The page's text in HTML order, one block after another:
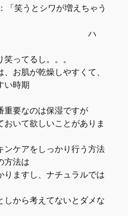
笑うとシワが増えちゃう
ってるし。。。
お肌が乾燥しやすくて、
い時期
要なのは保湿ですが
いて欲しいことがありま
ケアをしっかり行う方法
方法は
ますし、ナチュラルでは
から考えてないとダメな